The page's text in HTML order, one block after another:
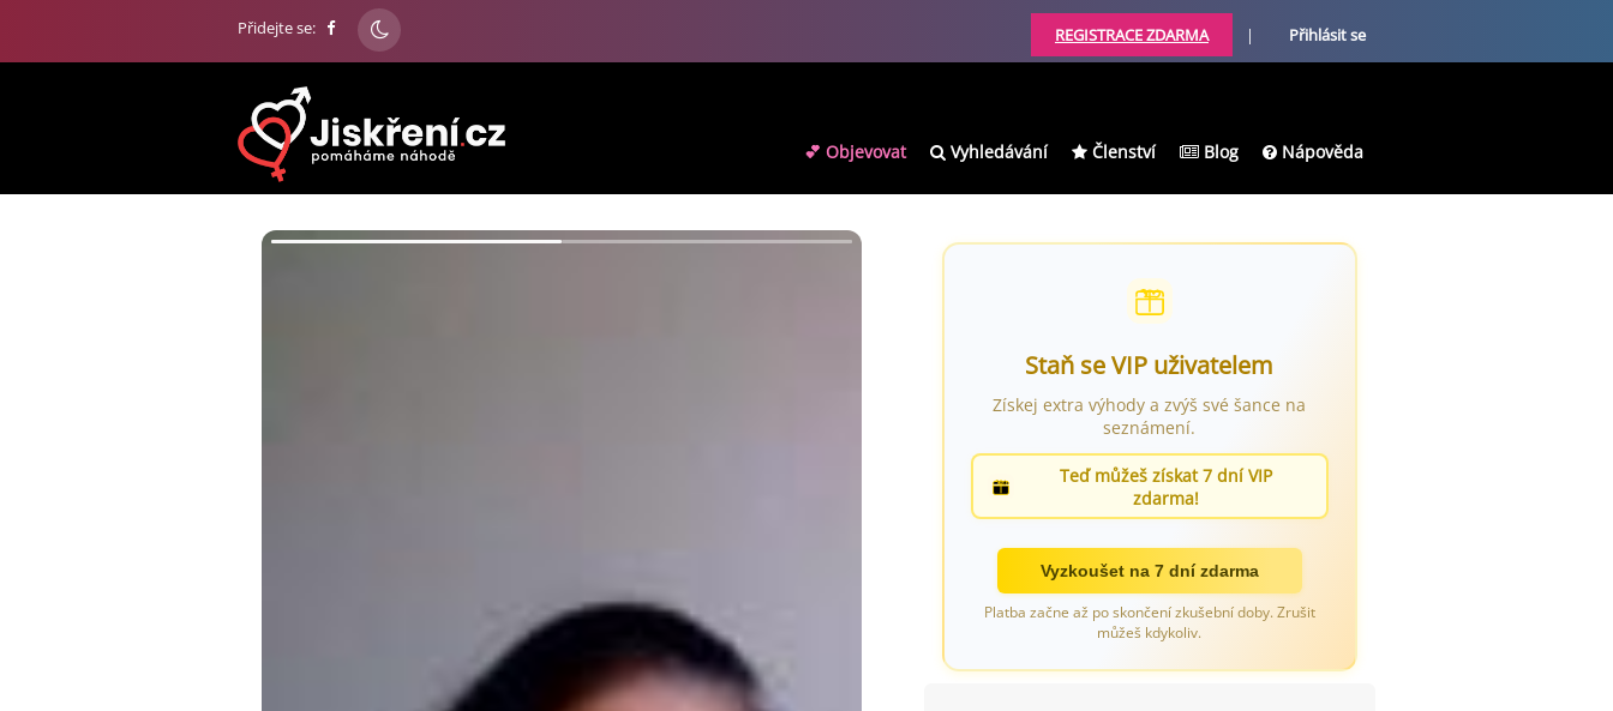
Přidejte se: REGISTRACE ZDARMA | Přihlásit se
💕 Objevovat Vyhledávání Členství Blog Nápověda
Staň se VIP uživatelem
Získej extra výhody a zvýš své šance na
seznámení.
Teď můžeš získat 7 dní VIP
zdarma!
Vyzkoušet na 7 dní zdarma
Platba začne až po skončení zkušební doby. Zrušit
můžeš kdykoliv.